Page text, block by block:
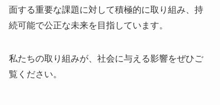
面する重要な課題に対して積極的に取り組み、持
続可能で公正な未来を目指しています。
私たちの取り組みが、社会に与える影響をぜひご
覧ください。